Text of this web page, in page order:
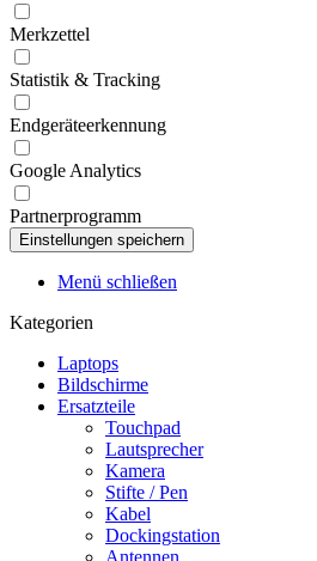
Merkzettel
Statistik & Tracking
Endgeräteerkennung
Google Analytics
Partnerprogramm
Menü schließen
Kategorien
Laptops
Bildschirme
Ersatzteile
Touchpad
Lautsprecher
Kamera
Stifte / Pen
Kabel
Dockingstation
Antennen